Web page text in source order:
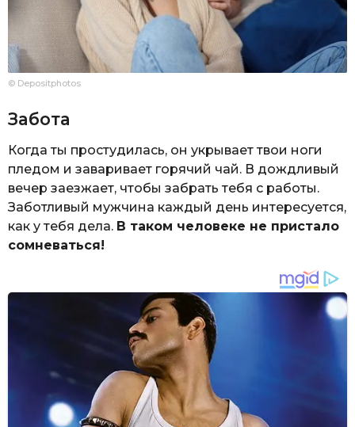
© Depositphotos
Забота
Когда ты простудилась, он укрывает твои ноги
пледом и заваривает горячий чай. В дождливый
вечер заезжает, чтобы забрать тебя с работы.
Заботливый мужчина каждый день интересуется,
как у тебя дела. В таком человеке не пристало
сомневаться!